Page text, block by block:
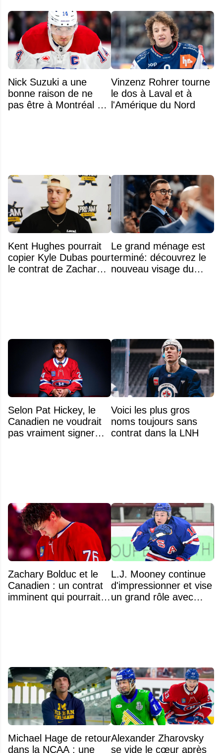
Nick Suzuki a une
bonne raison de ne
pas être à Montréal cet
Vinzenz Rohrer tourne
le dos à Laval et à
l'Amérique du Nord
Kent Hughes pourrait
copier Kyle Dubas pour
le contrat de Zachary
Le grand ménage est
terminé: découvrez le
nouveau visage du
Selon Pat Hickey, le
Canadien ne voudrait
pas vraiment signer
Voici les plus gros
noms toujours sans
contrat dans la LNH
Zachary Bolduc et le
Canadien : un contrat
imminent qui pourrait
L.J. Mooney continue
d'impressionner et vise
un grand rôle avec
Michael Hage de retour
dans la NCAA : une
Alexander Zharovsky
se vide le cœur après